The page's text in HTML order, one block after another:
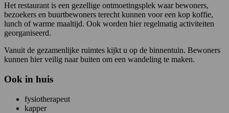
Het restaurant is een gezellige ontmoetingsplek waar bewoners,
bezoekers en buurtbewoners terecht kunnen voor een kop koffie,
lunch of warme maaltijd. Ook worden hier regelmatig activiteiten
georganiseerd.
Vanuit de gezamenlijke ruimtes kijkt u op de binnentuin. Bewoners
kunnen hier veilig naar buiten om een wandeling te maken.
Ook in huis
fysiotherapeut
kapper